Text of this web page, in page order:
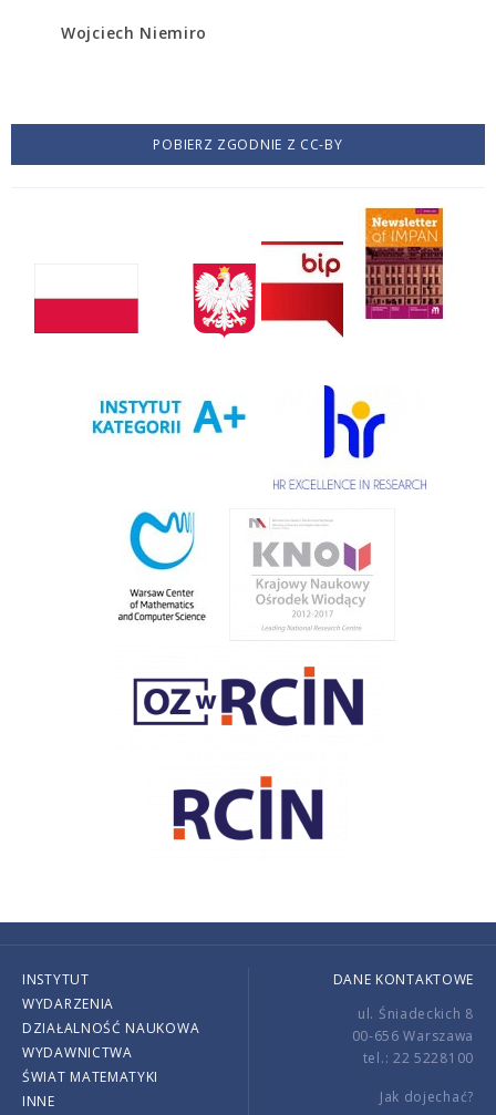
Wojciech Niemiro
POBIERZ ZGODNIE Z CC-BY
INSTYTUT
WYDARZENIA
DZIAŁALNOŚĆ NAUKOWA
WYDAWNICTWA
ŚWIAT MATEMATYKI
INNE
DANE KONTAKTOWE
ul. Śniadeckich 8
00-656 Warszawa
tel.: 22 5228100
Jak dojechać?